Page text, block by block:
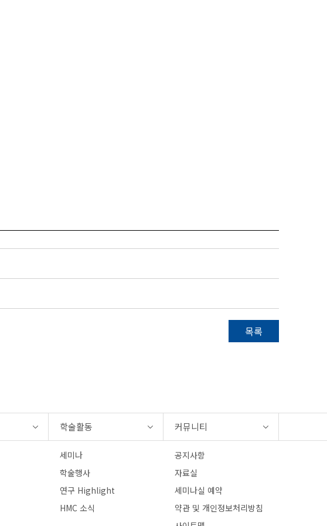
목록
학술활동
세미나
학술행사
연구 Highlight
HMC 소식
커뮤니티
공지사항
자료실
세미나실 예약
약관 및 개인정보처리방침